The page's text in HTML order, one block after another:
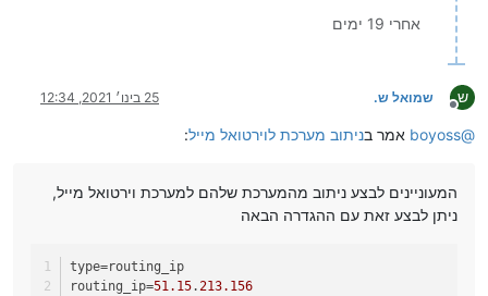
אחרי 19 ימים
ש
מנותק
שמואל ש. 25 בינו׳ 2021, 12:34
@
boyoss אמר בניתוב מערכת לוירטואל מייל:
המעוניינים לבצע ניתוב מהמערכת שלהם למערכת וירטואל מייל,
ניתן לבצע זאת עם ההגדרה הבאה
type=routing_ip
routing_ip=51.15.213.156